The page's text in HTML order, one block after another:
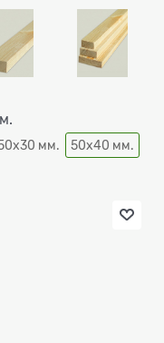
мм.
50х40 мм.